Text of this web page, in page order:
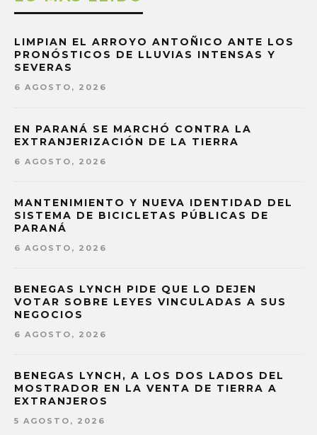
LIMPIAN EL ARROYO ANTOÑICO ANTE LOS
PRONÓSTICOS DE LLUVIAS INTENSAS Y
SEVERAS
6 AGOSTO, 2026
EN PARANÁ SE MARCHÓ CONTRA LA
EXTRANJERIZACIÓN DE LA TIERRA
6 AGOSTO, 2026
MANTENIMIENTO Y NUEVA IDENTIDAD DEL
SISTEMA DE BICICLETAS PÚBLICAS DE
PARANÁ
6 AGOSTO, 2026
BENEGAS LYNCH PIDE QUE LO DEJEN
VOTAR SOBRE LEYES VINCULADAS A SUS
NEGOCIOS
6 AGOSTO, 2026
BENEGAS LYNCH, A LOS DOS LADOS DEL
MOSTRADOR EN LA VENTA DE TIERRA A
EXTRANJEROS
5 AGOSTO, 2026